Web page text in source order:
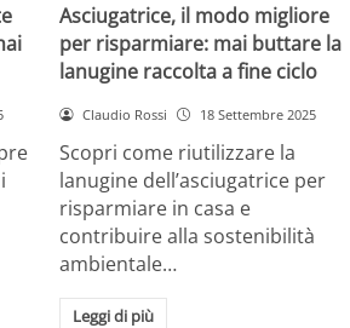
Asciugatrice, il modo migliore
per risparmiare: mai buttare la
lanugine raccolta a fine ciclo
Claudio Rossi 18 Settembre 2025
Scopri come riutilizzare la
lanugine dell’asciugatrice per
risparmiare in casa e
contribuire alla sostenibilità
ambientale…
Leggi di più